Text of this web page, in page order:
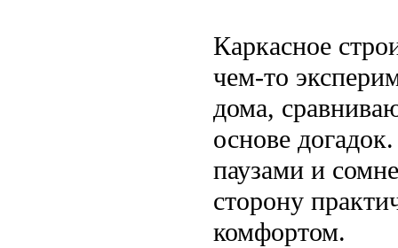
Каркасное
чем-то
дома,
основе
паузами и
сторону
комфортом.